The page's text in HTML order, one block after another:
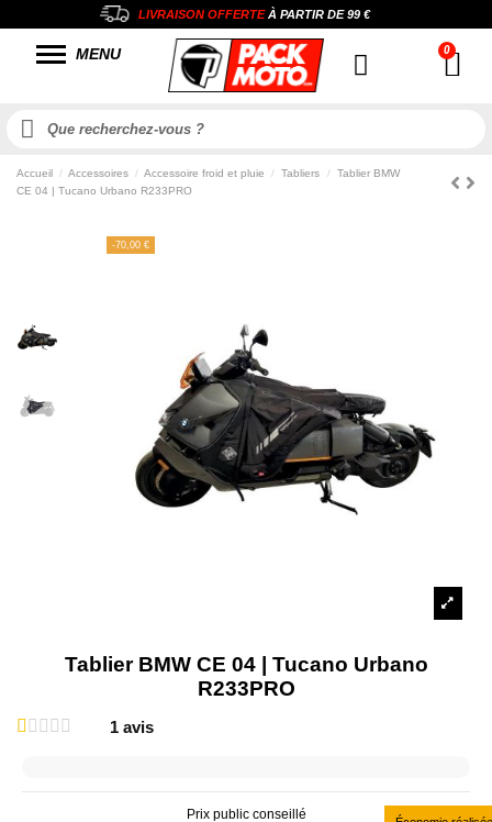
LIVRAISON OFFERTEÀ PARTIR DE99 €
MENU
Accueil Accessoires Accessoire froid et pluie Tabliers
Tablier BMW
CE 04 | Tucano Urbano R233PRO
-70,00 €
Tablier BMW CE 04 | Tucano Urbano
R233PRO
1 avis
Prix public conseillé